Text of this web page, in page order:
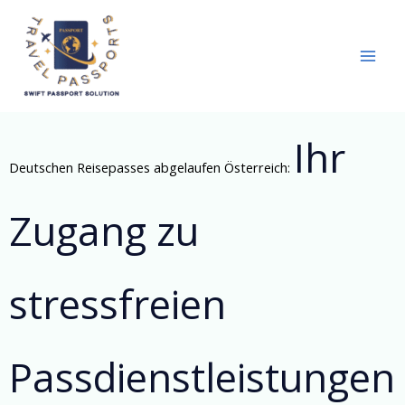
content
Deutschen Reisepasses abgelaufen Österreich: Ihr
Zugang zu
stressfreien
Passdienstleistungen